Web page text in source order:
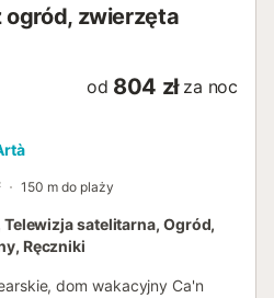
ogród, zwierzęta
od 804 zł za noc
150 m do plaży
Telewizja satelitarna, Ogród,
Ręczniki
dom wakacyjny Ca'n